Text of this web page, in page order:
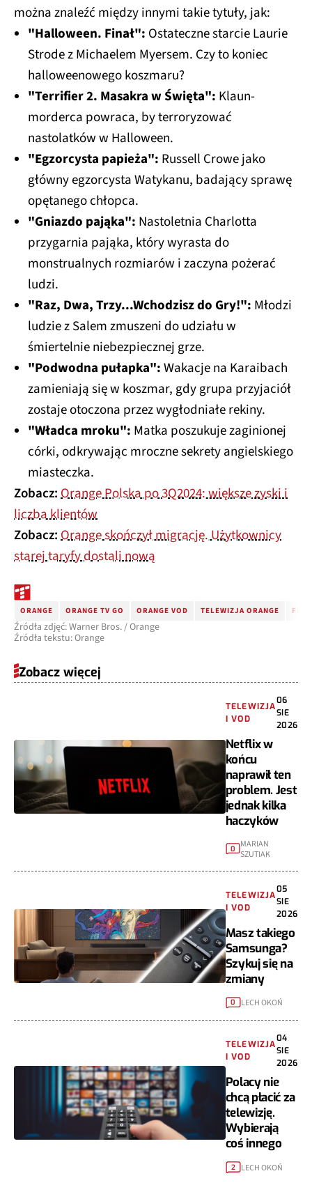
można znaleźć między innymi takie tytuły, jak:
"Halloween. Finał": Ostateczne starcie Laurie
Strode z Michaelem Myersem. Czy to koniec
halloweenowego koszmaru?
"Terrifier 2. Masakra w Święta": Klaun-
morderca powraca, by terroryzować
nastolatków w Halloween.
"Egzorcysta papieża": Russell Crowe jako
główny egzorcysta Watykanu, badający sprawę
opętanego chłopca.
"Gniazdo pająka": Nastoletnia Charlotta
przygarnia pająka, który wyrasta do
monstrualnych rozmiarów i zaczyna pożerać
ludzi.
"Raz, Dwa, Trzy...Wchodzisz do Gry!": Młodzi
ludzie z Salem zmuszeni do udziału w
śmiertelnie niebezpiecznej grze.
"Podwodna pułapka":Wakacje na Karaibach
zamieniają się w koszmar, gdy grupa przyjaciół
zostaje otoczona przez wygłodniałe rekiny.
"Władca mroku": Matka poszukuje zaginionej
córki, odkrywając mroczne sekrety angielskiego
miasteczka.
Zobacz:Orange Polska po 3Q2024: większe zyski i
liczba klientów
Zobacz:Orange skończył migrację. Użytkownicy
starej taryfy dostali nową
ORANGE ORANGE TV GO ORANGE VOD TELEWIZJA ORANGE
Źródła zdjęć: Warner Bros. / Orange
Źródła tekstu: Orange
Zobacz więcej
TELEWIZJA
I VOD
06
SIE
2026
Netflix w
końcu
naprawił ten
problem. Jest
jednak kilka
haczyków
0
MARIAN
SZUTIAK
TELEWIZJA
I VOD
05
SIE
2026
Masz takiego
Samsunga?
Szykuj się na
zmiany
0 LECH OKOŃ
TELEWIZJA
I VOD
04
SIE
2026
Polacy nie
chcą płacić za
telewizję.
Wybierają
coś innego
2 LECH OKOŃ